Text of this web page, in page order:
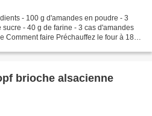
- 100 g d'amandes en poudre - 3
- 40 g de farine - 3 cas d'amandes
faire Préchauffez le four à 180°
brioche alsacienne